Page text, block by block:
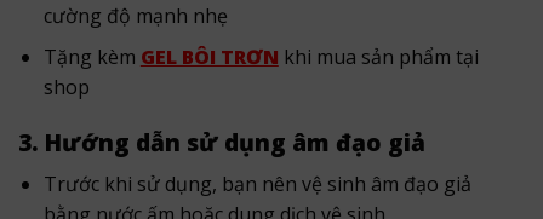
cường độ mạnh nhẹ
Tặng kèm GEL BÔI TRƠN khi mua sản phẩm tại
shop
3. Hướng dẫn sử dụng âm đạo giả
Trước khi sử dụng, bạn nên vệ sinh âm đạo giả
bằng nước ấm hoặc dung dịch vệ sinh.